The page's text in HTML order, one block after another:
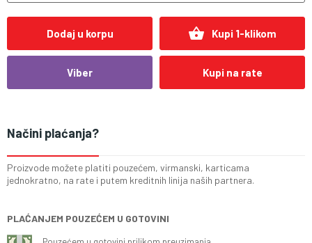
Dodaj u korpu shopping_basket Kupi 1-klikom
Viber Kupi na rate
Načini plaćanja?
Proizvode možete platiti pouzećem, virmanski, karticama
jednokratno, na rate i putem kreditnih linija naših partnera.
PLAĆANJEM POUZEĆEM U GOTOVINI